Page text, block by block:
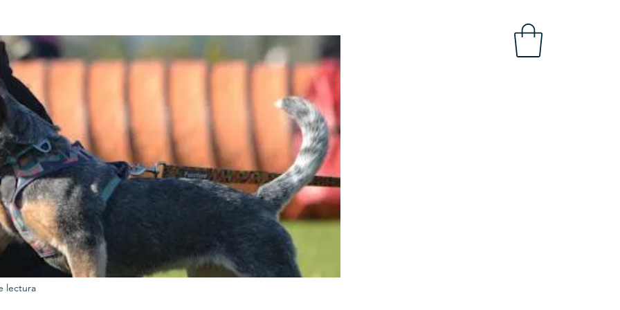
GROUP LAT-AM/UK-GLOBAL
URKU
lectura